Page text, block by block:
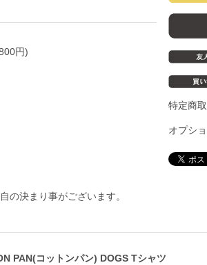
円)
特定商
オプシ
の決まり事がございます。
PAN(コットンパン) DOGS Tシャツ